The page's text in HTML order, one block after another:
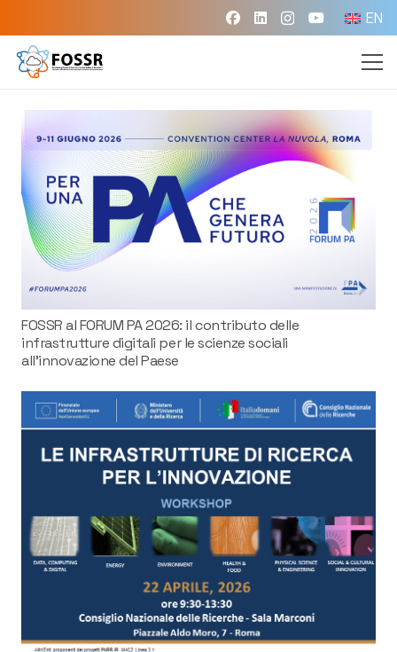
EN
FOSSR al FORUM PA 2026: il contributo delle
infrastrutture digitali per le scienze sociali
all’innovazione del Paese